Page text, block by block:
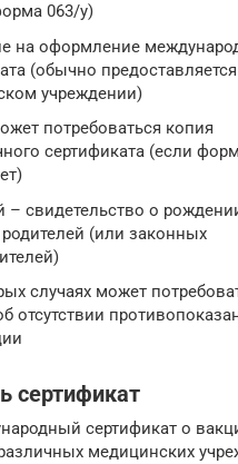
063/у)
на оформление
(обычно
учреждении)
потребоваться копия
сертификата (если
– свидетельство о
родителей (или законных
случаях может
отсутствии
сертификат
сертификат о
медицинских